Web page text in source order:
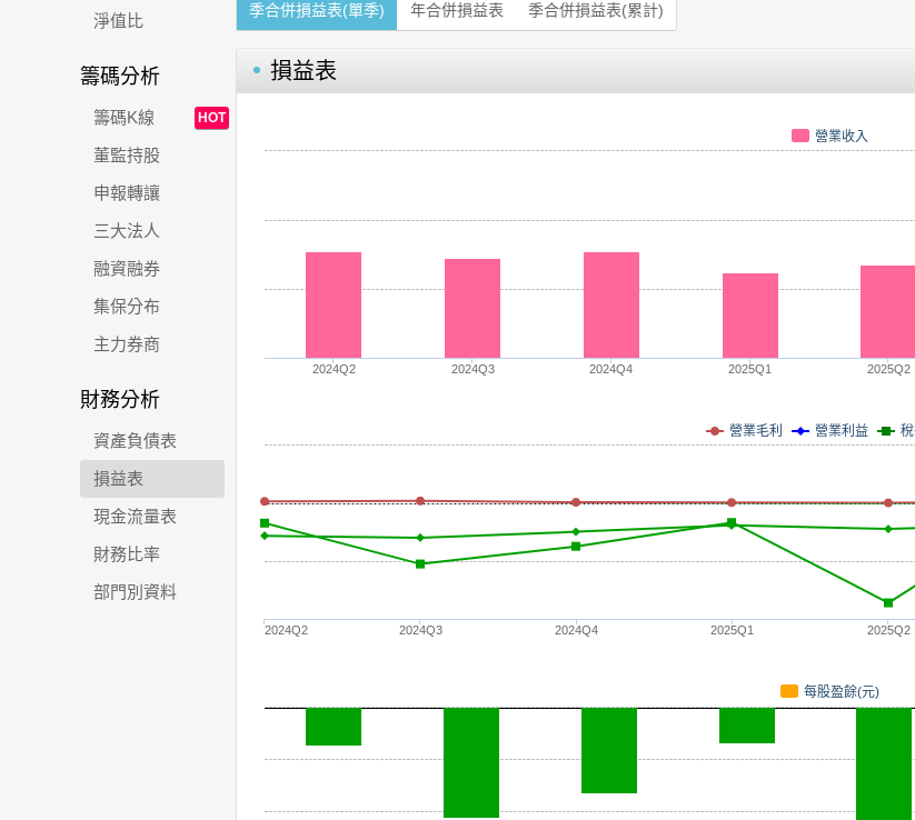
淨值比
籌碼分析
籌碼K線 HOT
董監持股
申報轉讓
三大法人
融資融券
集保分布
主力券商
財務分析
資產負債表
損益表
現金流量表
財務比率
部門別資料
季合併損益表(單季) 年合併損益表 季合併損益表(累計)
損益表
營業收入
2024Q2 2024Q3 2024Q4 2025Q1 2025Q2
營業毛利 營業利益
2024Q2 2024Q3 2024Q4 2025Q1 2025Q2
每股盈餘(元)